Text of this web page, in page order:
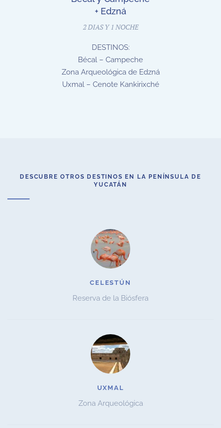
+ Edzná
2 DIAS Y 1 NOCHE
DESTINOS:
Bécal – Campeche
Zona Arqueológica de Edzná
Uxmal – Cenote Kankirixché
DESCUBRE OTROS DESTINOS EN LA PENÍNSULA DE
YUCATÁN
CELESTÚN
Reserva de la Biósfera
UXMAL
Zona Arqueológica